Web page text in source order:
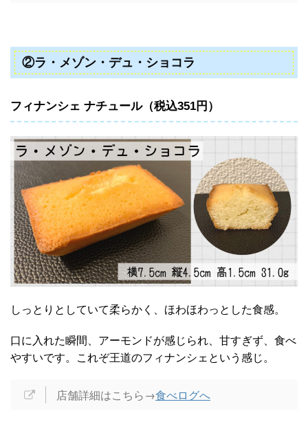
②ラ・メゾン・デュ・ショコラ
フィナンシェ ナチュール（税込351円）
しっとりとしていて柔らかく、ほわほわっとした食感。
口に入れた瞬間、アーモンドが感じられ、甘すぎず、食べ
やすいです。これぞ王道のフィナンシェという感じ。
店舗詳細はこちら→食べログへ